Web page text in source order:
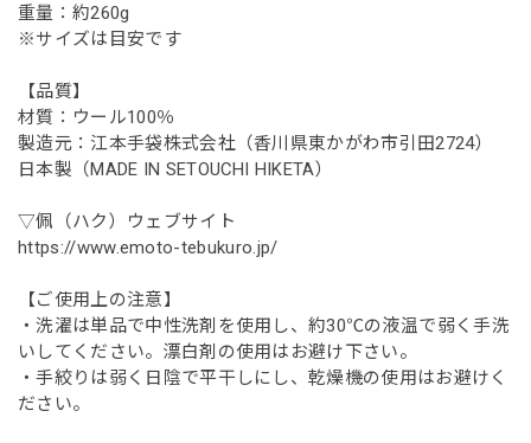
重量：約260g
※サイズは目安です
【品質】
材質：ウール100％
製造元：江本手袋株式会社（香川県東かがわ市引田2724）
日本製（MADE IN SETOUCHI HIKETA）
▽佩（ハク）ウェブサイト
https://www.emoto-tebukuro.jp/
【ご使用上の注意】
・洗濯は単品で中性洗剤を使用し、約30℃の液温で弱く手洗
いしてください。漂白剤の使用はお避け下さい。
・手絞りは弱く日陰で平干しにし、乾燥機の使用はお避けく
ださい。